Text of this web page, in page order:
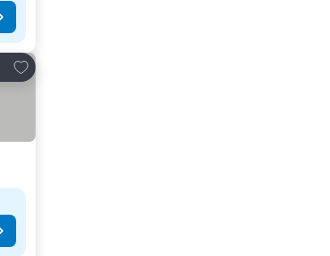
Dodati u favorite